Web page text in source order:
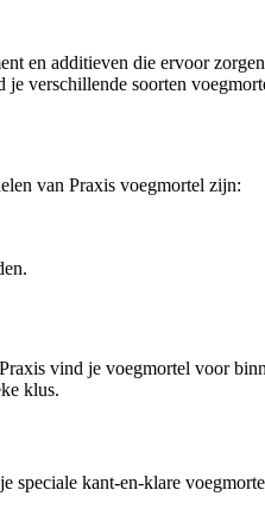
en additieven die ervoor
verschillende soorten
van Praxis voegmortel zijn:
vind je voegmortel voor
klus.
kant-en-klare